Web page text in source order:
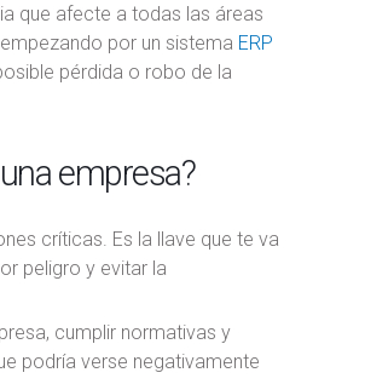
que afecte a todas las áreas
por un sistema ERP
pérdida o robo de la
empresa?
críticas. Es la llave que te va
peligro y evitar la
cumplir normativas y
podría verse negativamente